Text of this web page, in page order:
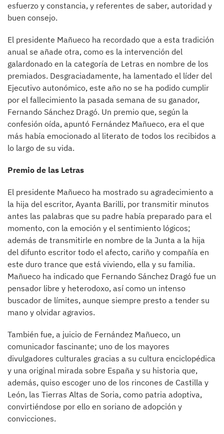
esfuerzo y constancia, y referentes de saber, autoridad y
buen consejo.
El presidente Mañueco ha recordado que a esta tradición
anual se añade otra, como es la intervención del
galardonado en la categoría de Letras en nombre de los
premiados. Desgraciadamente, ha lamentado el líder del
Ejecutivo autonómico, este año no se ha podido cumplir
por el fallecimiento la pasada semana de su ganador,
Fernando Sánchez Dragó. Un premio que, según la
confesión oída, apuntó Fernández Mañueco, era el que
más había emocionado al literato de todos los recibidos a
lo largo de su vida.
Premio de las Letras
El presidente Mañueco ha mostrado su agradecimiento a
la hija del escritor, Ayanta Barilli, por transmitir minutos
antes las palabras que su padre había preparado para el
momento, con la emoción y el sentimiento lógicos;
además de transmitirle en nombre de la Junta a la hija
del difunto escritor todo el afecto, cariño y compañía en
este duro trance que está viviendo, ella y su familia.
Mañueco ha indicado que Fernando Sánchez Dragó fue un
pensador libre y heterodoxo, así como un intenso
buscador de límites, aunque siempre presto a tender su
mano y olvidar agravios.
También fue, a juicio de Fernández Mañueco, un
comunicador fascinante; uno de los mayores
divulgadores culturales gracias a su cultura enciclopédica
y una original mirada sobre España y su historia que,
además, quiso escoger uno de los rincones de Castilla y
León, las Tierras Altas de Soria, como patria adoptiva,
convirtiéndose por ello en soriano de adopción y
convicciones.